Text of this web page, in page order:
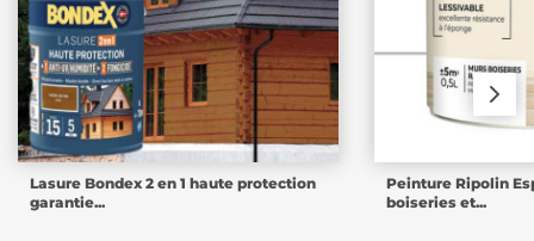
Lasure Bondex 2 en 1 haute protection
garantie...
Peinture Ripolin
boiseries et...